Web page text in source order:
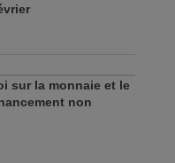
sur la monnaie et le
non